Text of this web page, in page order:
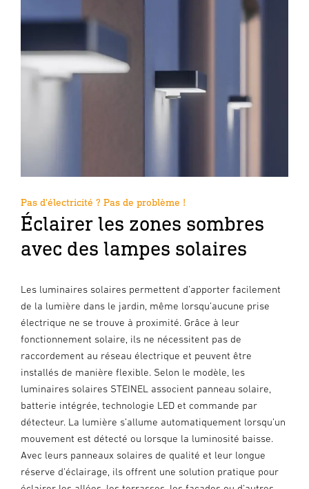
Pas d'électricité ? Pas de problème !
Éclairer les zones sombres
avec des lampes solaires
Les luminaires solaires permettent d’apporter facilement
de la lumière dans le jardin, même lorsqu’aucune prise
électrique ne se trouve à proximité. Grâce à leur
fonctionnement solaire, ils ne nécessitent pas de
raccordement au réseau électrique et peuvent être
installés de manière flexible. Selon le modèle, les
luminaires solaires STEINEL associent panneau solaire,
batterie intégrée, technologie LED et commande par
détecteur. La lumière s’allume automatiquement lorsqu’un
mouvement est détecté ou lorsque la luminosité baisse.
Avec leurs panneaux solaires de qualité et leur longue
réserve d’éclairage, ils offrent une solution pratique pour